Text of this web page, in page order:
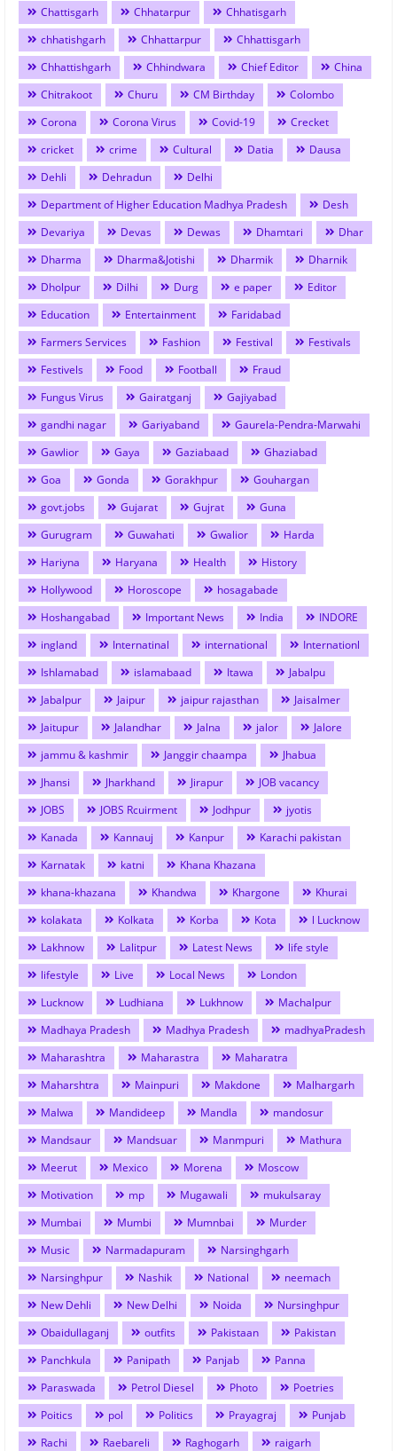
Chattisgarh
Chhatarpur
Chhatisgarh
chhatishgarh
Chhattarpur
Chhattisgarh
Chhattishgarh
Chhindwara Chief Editor
China
Chitrakoot
Churu CM Birthday
Colombo
Corona
Corona Virus Covid-19
Crecket
cricket
crime Cultural Datia
Dausa
Dehli
Dehradun
Delhi
Department of Higher Education Madhya Pradesh
Desh
Devariya
Devas Dewas Dhamtari
Dhar
Dharma
Dharma&Jotishi Dharmik
Dharnik
Dholpur
Dilhi Durg e paper
Editor
Education
Entertainment
Faridabad
Farmers Services
Fashion Festival
Festivals
Festivels
Food Football
Fraud
Fungus Virus
Gairatganj
Gajiyabad
gandhi nagar
Gariyaband
Gaurela-Pendra-Marwahi
Gawlior
Gaya Gaziabaad
Ghaziabad
Goa
Gonda Gorakhpur
Gouhargan
govt.jobs
Gujarat Gujrat
Guna
Gurugram
Guwahati Gwalior
Harda
Hariyna
Haryana Health
History
Hollywood
Horoscope
hosagabade
Hoshangabad
Important News India
INDORE
ingland
Internatinal international
Internationl
Ishlamabad
islamabaad Itawa
Jabalpu
Jabalpur
Jaipur jaipur rajasthan
Jaisalmer
Jaitupur
Jalandhar Jalna jalor
Jalore
jammu & kashmir
Janggir chaampa
Jhabua
Jhansi
Jharkhand Jirapur
JOB vacancy
JOBS
JOBS Rcuirment Jodhpur
jyotis
Kanada
Kannauj Kanpur
Karachi pakistan
Karnatak
katni
Khana Khazana
khana-khazana
Khandwa Khargone
Khurai
kolakata
Kolkata Korba Kota
l Lucknow
Lakhnow
Lalitpur Latest News
life style
lifestyle
Live Local News
London
Lucknow
Ludhiana Lukhnow
Machalpur
Madhaya Pradesh
Madhya Pradesh
madhyaPradesh
Maharashtra
Maharastra
Maharatra
Maharshtra
Mainpuri Makdone
Malhargarh
Malwa
Mandideep Mandla
mandosur
Mandsaur
Mandsuar Manmpuri
Mathura
Meerut
Mexico Morena
Moscow
Motivation
mp Mugawali
mukulsaray
Mumbai
Mumbi Mumnbai
Murder
Music
Narmadapuram
Narsinghgarh
Narsinghpur
Nashik National
neemach
New Dehli
New Delhi Noida
Nursinghpur
Obaidullaganj
outfits Pakistaan
Pakistan
Panchkula
Panipath Panjab
Panna
Paraswada
Petrol Diesel Photo
Poetries
Poitics
pol Politics Prayagraj
Punjab
Rachi
Raebareli Raghogarh
raigarh